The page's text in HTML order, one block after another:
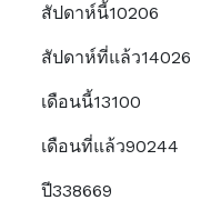
สัปดาห์นี้10206
สัปดาห์ที่แล้ว14026
เดือนนี้13100
เดือนที่แล้ว90244
ปี338669